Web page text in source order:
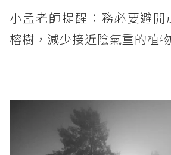
小孟老師提醒：務必要避開
榕樹，減少接近陰氣重的植